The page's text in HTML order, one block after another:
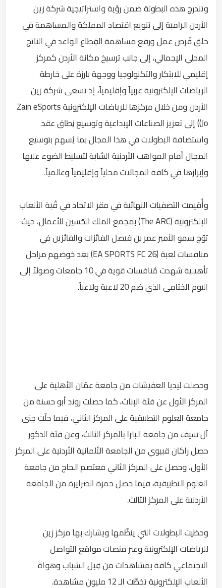
وتندرج هذه البطولة ضمن رؤية واستراتيجية شركة زين
الأردن الرامية إلى تنويع اقتصاد المملكة والمساهمة في
خلق فُرص عمل ورفع مساهمة القِطاع الواعد في الناتج
المحلي الإجمالي، إلى جانب ترسيخ مكانة الأردن كمركز
إقليمي للابتكار والتكنولوجيا ووجهة بارزة على خارطة
الرياضات الإلكترونية عربياً وإقليمياً، إذ تسعى شركة زين
الأردن ومن خلال مركزها للرياضات الإلكترونية Zain eSports
Jo)) إلى تعزيز الصناعات الإبداعية وتوسيع نِطاق عقد
واستضافة البطولات في هذا المجال بما يُسهم بتوسيع
المجال أمام المواهب الأردنية الشابة لتسليط الضوء عليها
وإبرازها في كافة المجالات محلياً وإقليمياً وعالمياً.
وأُقيمت التصفيات النهائية في مقر الاتحاد في قُبة الألعاب
الإلكترونية (The ARC) بمجمع الملك الحُسين للأعمال، حيث
توّج سمو الأمير عمر بن فيصل الفائزات والفائزين في
منافسات لعبة (EA SPORTS FC 26) بعد خوضهم مراحل
تأهيلية شهدت مُنافسات قوية في 10 جامعات وصولاً إلى
اليوم الختامي الذي ضم 20 لاعبة ولاعباً.
وحصلت ليديا العفيشات من جامعة عمّان الأهلية على
المركز الأول عن فئة الإناث، كما حصلت روند أبو حسنة من
جامعة العلوم التطبيقية على المركز الثاني، فيما حلّت جنى
آل سيف من جامعة البترا بالمركز الثالث، وعن فئة الذكور
حصل راكان قبيوي من الجامعة الألمانية الأردنية على المركز
الأول، وحصل على المركز الثاني معتصم الحاج من جامعة
العلوم التطبيقية، فيما حصل حمزة الصرايرة من الجامعة
الأردنية على المركز الثالث.
وحظيت البطولات التي ينظّمها ويشارك بها مركز زين
للرياضات الإلكترونية وعبر منصات مواقع التواصل
الاجتماعي كافة بمشاهدات من قِبل الشباب وهواة
الألعاب الإلكترونية تخطّت الـ 12 مليون مشاهدة.